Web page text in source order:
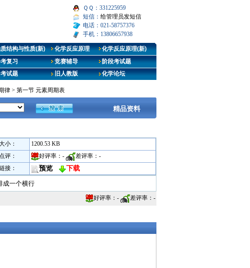
ＱＱ：331225959
短信： 给管理员发短信
电话：021-58757376
手机：13806657938
结构与性质(新) 化学反应原理
化学反应原理(新)
复习 竞赛辅导
阶段考试题
试题 旧人教版 化学论坛
律 > 第一节 元素周期表
精品资料
小：
1200.53 KB
评： 好评率： - 差评率： -
接： 预览 下载
成一个横行
好评率： - 差评率： -